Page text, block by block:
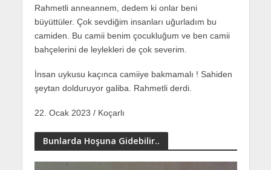
Rahmetli anneannem, dedem ki onlar beni
büyüttüler. Çok sevdiğim insanları uğurladım bu
camiden. Bu camii benim çocukluğum ve ben camii
bahçelerini de leylekleri de çok severim.
İnsan uykusu kaçınca camiiye bakmamalı ! Sahiden
şeytan dolduruyor galiba. Rahmetli derdi.
22. Ocak 2023 / Koçarlı
Bunlarda Hoşuna Gidebilir..